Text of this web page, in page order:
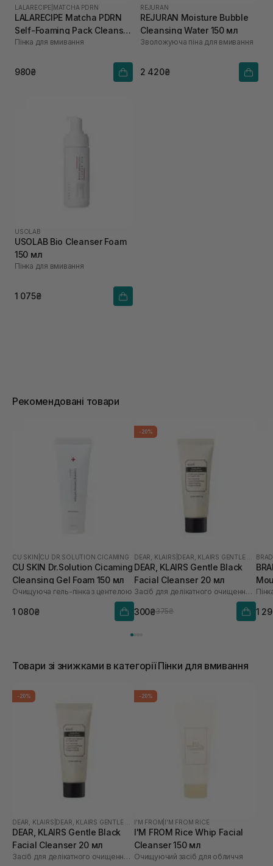
LALARECIPE MATCHA PDRN
LALARECIPE Matcha PDRN
Self-Foaming Pack Cleanser
200 мл
Пінка для вмивання
980₴
REJURAN
REJURAN Moisture Bubble
Cleansing Water 150 мл
Зволожуюча піна для вмивання
2 420₴
USOLAB
USOLAB Bio Cleanser Foam
150 мл
Пінка для вмивання
1 075₴
Рекомендовані товари
CU SKIN CU DR.SOLUTION CICAMING
CU SKIN Dr.Solution Cicaming
Cleansing Gel Foam 150 мл
Очищуюча гель-пінка з центелою
1 080₴
-20%
DEAR, KLAIRS
DEAR, KLAIRS Gentle Black
Facial Cleanser 20 мл
Засіб для делікатного очищення обличчя
300₴375₴ 1
Товари зі знижками в категорії Пінки для вмивання
-20%
DEAR, KLAIRS
DEAR, KLAIRS Gentle Black
Facial Cleanser 20 мл
Засіб для делікатного очищення обличчя
-20%
I'M FROM I'M FROM RICE
I'M FROM Rice Whip Facial
Cleanser 150 мл
Очищуючий засіб для обличчя